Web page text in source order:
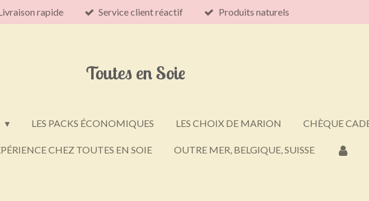
rapide Service client réactif Produits naturels
Toutes en Soie
LES PACKS ÉCONOMIQUES LES CHOIX DE MARION CHÈQUE
CHEZ TOUTES EN SOIE OUTRE MER, BELGIQUE, SUISSE